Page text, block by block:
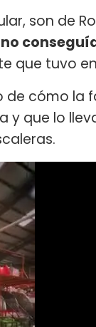
son de
que tuvo
de cómo la
que lo